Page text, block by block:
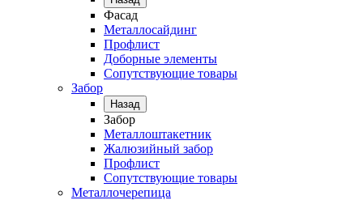
Фасад
Металлосайдинг
Профлист
Доборные элементы
Сопутствующие товары
Забор
Назад
Забор
Металлоштакетник
Жалюзийный забор
Профлист
Сопутствующие товары
Металлочерепица